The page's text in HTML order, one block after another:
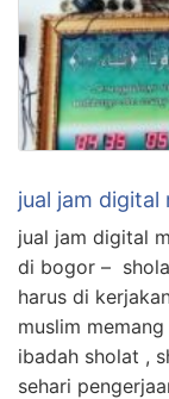
jual jam digital
jual jam digital
di bogor –
harus di
muslim
ibadah sholat ,
sehari